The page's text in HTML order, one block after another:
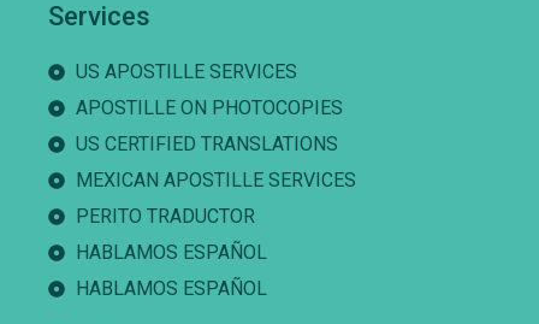
Services
US APOSTILLE SERVICES
APOSTILLE ON PHOTOCOPIES
US CERTIFIED TRANSLATIONS
MEXICAN APOSTILLE SERVICES
PERITO TRADUCTOR
HABLAMOS ESPAÑOL
HABLAMOS ESPAÑOL